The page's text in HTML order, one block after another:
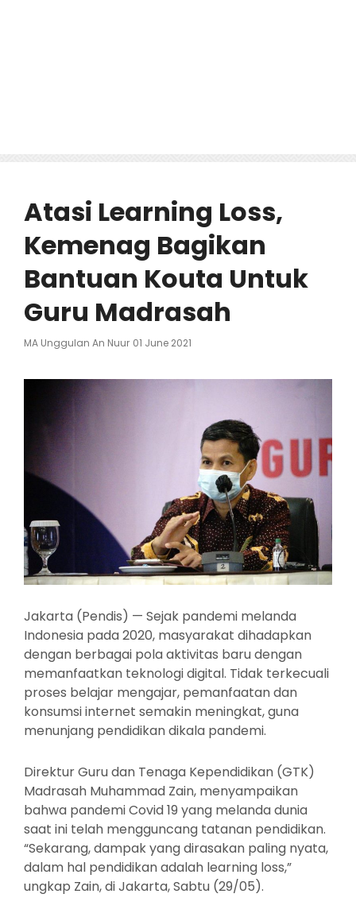
Atasi Learning Loss,
Kemenag Bagikan
Bantuan Kouta Untuk
Guru Madrasah
MA Unggulan An Nuur Posted
01 June 2021
Jakarta (Pendis) — Sejak pandemi melanda
Indonesia pada 2020, masyarakat dihadapkan
dengan berbagai pola aktivitas baru dengan
memanfaatkan teknologi digital. Tidak terkecuali
proses belajar mengajar, pemanfaatan dan
konsumsi internet semakin meningkat, guna
menunjang pendidikan dikala pandemi.
Direktur Guru dan Tenaga Kependidikan (GTK)
Madrasah Muhammad Zain, menyampaikan
bahwa pandemi Covid 19 yang melanda dunia
saat ini telah mengguncang tatanan pendidikan.
“Sekarang, dampak yang dirasakan paling nyata,
dalam hal pendidikan adalah learning loss,”
ungkap Zain, di Jakarta, Sabtu (29/05).